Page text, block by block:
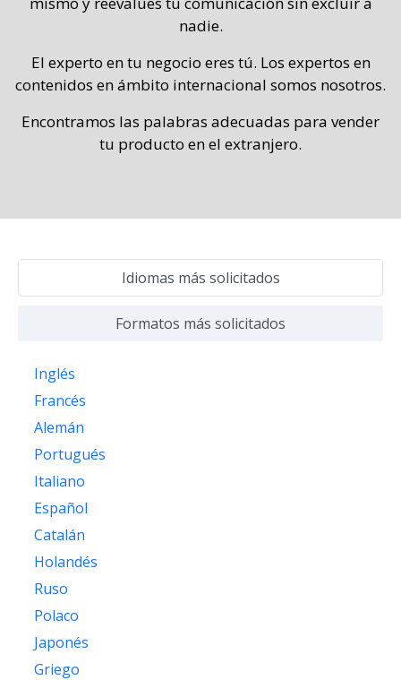
nadie.
El experto en tu negocio eres tú. Los expertos en
contenidos en ámbito internacional somos nosotros.
Encontramos las palabras adecuadas para vender
tu producto en el extranjero.
Idiomas más solicitados
Formatos más solicitados
Inglés
Francés
Alemán
Portugués
Italiano
Español
Catalán
Holandés
Ruso
Polaco
Japonés
Griego